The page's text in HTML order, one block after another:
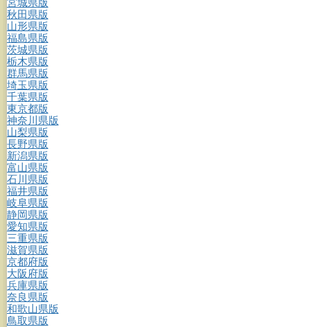
宮城県版
秋田県版
山形県版
福島県版
茨城県版
栃木県版
群馬県版
埼玉県版
千葉県版
東京都版
神奈川県版
山梨県版
長野県版
新潟県版
富山県版
石川県版
福井県版
岐阜県版
静岡県版
愛知県版
三重県版
滋賀県版
京都府版
大阪府版
兵庫県版
奈良県版
和歌山県版
鳥取県版